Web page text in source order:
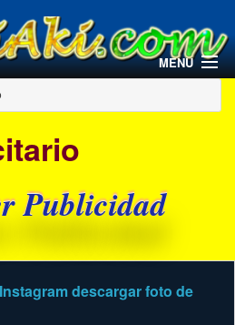
MENU
Publicidad
descargar foto de